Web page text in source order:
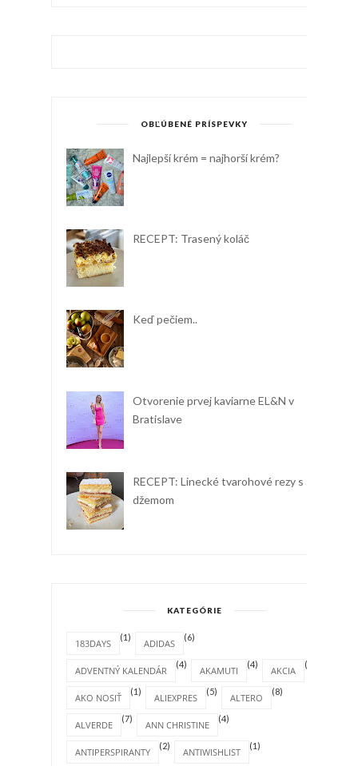
OBĽÚBENÉ PRÍSPEVKY
Najlepší krém = najhorší krém?
RECEPT: Trasený koláč
Keď pečiem..
Otvorenie prvej kaviarne EL&N v
Bratislave
RECEPT: Linecké tvarohové rezy s
džemom
KATEGÓRIE
183DAYS
(1)
ADIDAS
(6)
ADVENTNÝ KALENDÁR
(4)
AKAMUTI
(4)
AKCIA
(1)
AKO NOSIŤ
(1)
ALIEXPRES
(5)
ALTERO
(8)
ALVERDE
(7)
ANN CHRISTINE
(4)
ANTIPERSPIRANTY
(2)
ANTIWISHLIST
(1)